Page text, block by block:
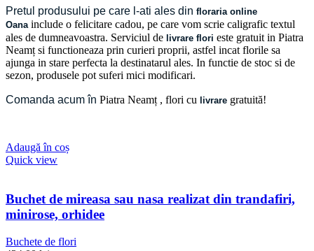
Pretul produsului pe care l-ati ales din floraria online
Oana include o felicitare cadou, pe care vom scrie caligrafic textul
ales de dumneavoastra. Serviciul de livrare flori este gratuit in Piatra
Neamț si functioneaza prin curieri proprii, astfel incat florile sa
ajunga in stare perfecta la destinatarul ales. In functie de stoc si de
sezon, produsele pot suferi mici modificari.
Comanda acum în Piatra Neamț , flori cu livrare gratuită!
Adaugă în coș
Quick view
Buchet de mireasa sau nasa realizat din trandafiri,
minirose, orhidee
Buchete de flori